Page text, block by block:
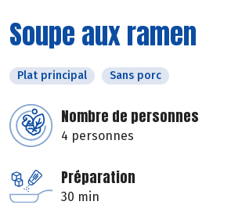
Soupe aux ramen
Plat principal Sans porc
Nombre de personnes
4 personnes
Préparation
30 min